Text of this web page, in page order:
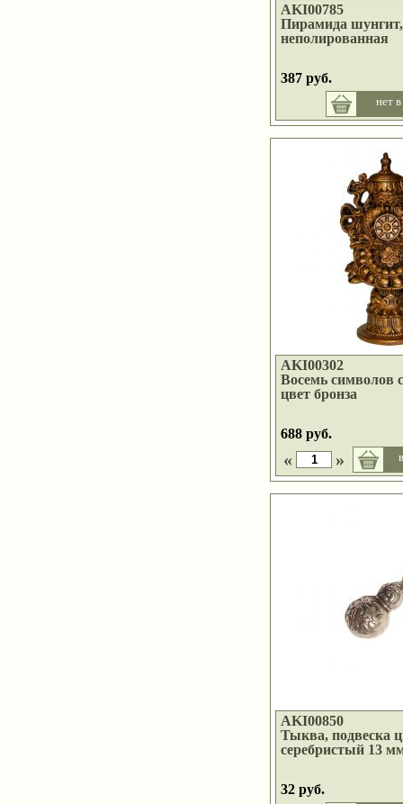
AKI00785
Пирамида
неполированная
387 руб.
нет
AKI00302
Восемь символов
цвет бронза
688 руб.
« »
AKI00850
Тыква, подвеска
серебристый 13
32 руб.